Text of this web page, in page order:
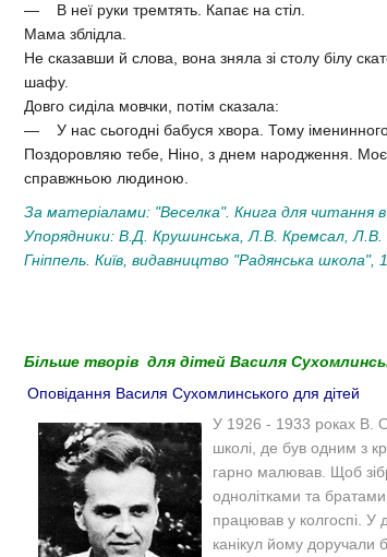
— В неї руки тремтять. Капає на стіл.
Мама зблідла.
Не сказавши й слова, вона зняла зі столу білу
шафу.
Довго сиділа мовчки, потім сказала:
— У нас сьогодні бабуся хвора. Тому
Поздоровляю тебе, Ніно, з днем народження.
справжньою людиною.
За матеріалами: "Веселка". Книга для читання в
Упорядники: В.Д. Крушинська, Л.В. Кремсал,
Гніппель. Київ, видавництво "Радянська школа",
Більше творів для дітей Василя
Оповідання Василя Сухомлинського для дітей
У 1926 - 1933 роках В.
школі, де був одним з
гарно малював. Щоб
однолітками та
працював у колгоспі. У
канікул йому доручали